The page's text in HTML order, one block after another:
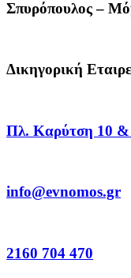
Σπυρόπουλος –
Δικηγορική
Πλ. Καρύτση 10 &
info@evnomos.gr
2160 704 470